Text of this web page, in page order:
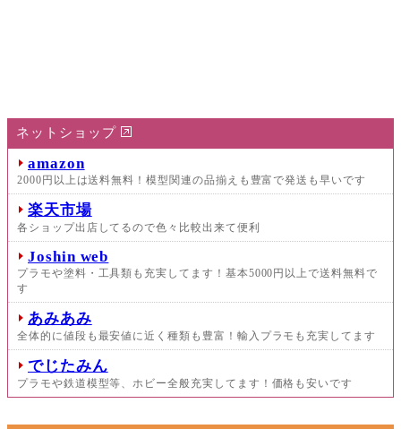
ネットショップ
amazon
2000円以上は送料無料！模型関連の品揃えも豊富で発送も早いです
楽天市場
各ショップ出店してるので色々比較出来て便利
Joshin web
プラモや塗料・工具類も充実してます！基本5000円以上で送料無料で
す
あみあみ
全体的に値段も最安値に近く種類も豊富！輸入プラモも充実してます
でじたみん
プラモや鉄道模型等、ホビー全般充実してます！価格も安いです